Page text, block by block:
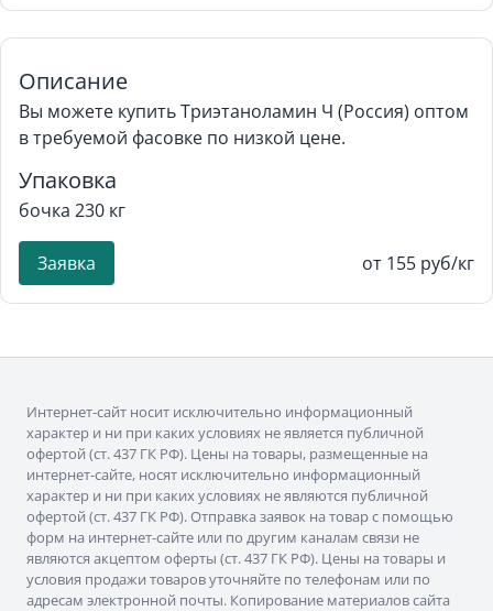
Описание
Вы можете купить Триэтаноламин Ч (Россия) оптом
в требуемой фасовке по низкой цене.
Упаковка
бочка 230 кг
Заявка от 155 руб/кг
Интернет-сайт носит исключительно информационный
характер и ни при каких условиях не является публичной
офертой (ст. 437 ГК РФ). Цены на товары, размещенные на
интернет-сайте, носят исключительно информационный
характер и ни при каких условиях не являются публичной
офертой (ст. 437 ГК РФ). Отправка заявок на товар с помощью
форм на интернет-сайте или по другим каналам связи не
являются акцептом оферты (ст. 437 ГК РФ). Цены на товары и
условия продажи товаров уточняйте по телефонам или по
адресам электронной почты. Копирование материалов сайта